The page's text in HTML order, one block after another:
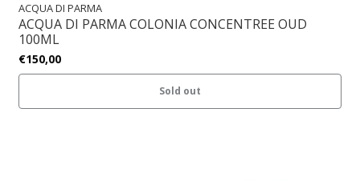
ACQUA DI PARMA
ACQUA DI PARMA COLONIA CONCENTREE OUD
100ML
€150,00
Sold out